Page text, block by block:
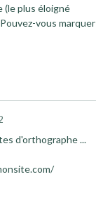
(le plus éloigné
vous marquer
d'orthographe ...